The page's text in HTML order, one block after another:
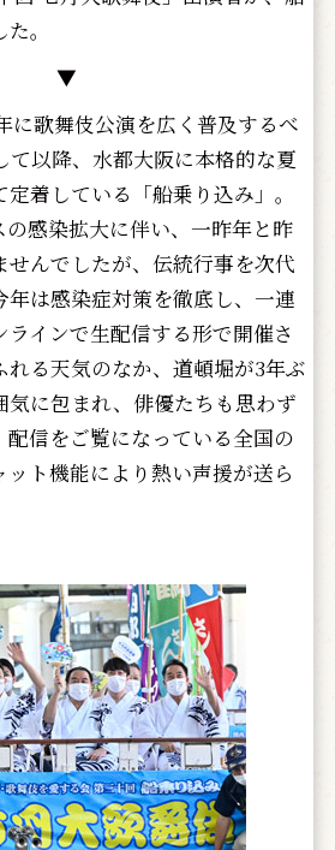
。
▼
に歌舞伎公演を広く普及するべ
て以降、水都大阪に本格的な夏
着している「船乗り込み」。
感染拡大に伴い、一昨年と昨
んでしたが、伝統行事を次代
年は感染症対策を徹底し、一連
インで生配信する形で開催さ
れる天気のなか、道頓堀が3年ぶ
気に包まれ、俳優たちも思わず
信をご覧になっている全国の
ト機能により熱い声援が送ら